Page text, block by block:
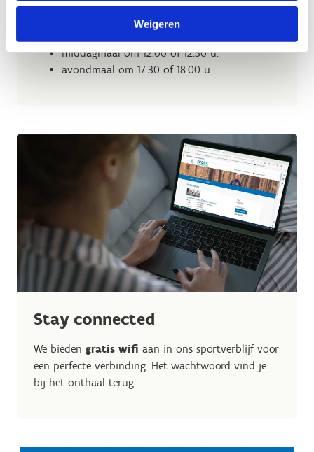
Weigeren
gasten. Je kan er terecht voor:
middagmaal om 12.00 of 12.30 u.
avondmaal om 17.30 of 18.00 u.
Stay connected
We bieden gratis wifi aan in ons sportverblijf voor
een perfecte verbinding. Het wachtwoord vind je
bij het onthaal terug.